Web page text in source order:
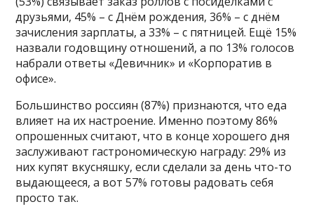
друзьями, 45% – с Днём рождения, 36% – с днём
зачисления зарплаты, а 33% – с пятницей. Ещё 15%
назвали годовщину отношений, а по 13% голосов
набрали ответы «Девичник» и «Корпоратив в
офисе».
Большинство россиян (87%) признаются, что еда
влияет на их настроение. Именно поэтому 86%
опрошенных считают, что в конце хорошего дня
заслуживают гастрономическую награду: 29% из
них купят вкусняшку, если сделали за день что-то
выдающееся, а вот 57% готовы радовать себя
просто так.